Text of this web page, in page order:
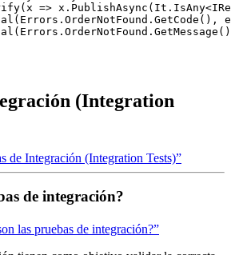
(x => x . PublishAsync ( It . IsAny
( Errors . OrderNotFound . GetCode (),
( Errors . OrderNotFound . GetMessage
(Integration
de Integración (Integration Tests)”
de integración?
las pruebas de integración?”